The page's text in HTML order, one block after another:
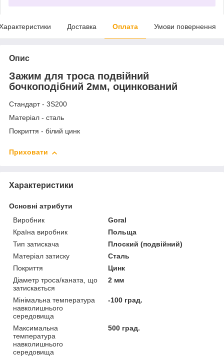
Доставка Оплата Умови повернення
Опис
Зажим для троса подвійний
бочкоподібний 2мм, оцинкований
Стандарт - 3S200
Матеріал - сталь
Покриття - білий цинк
Приховати
Характеристики
Основні атрибути
Виробник
Goral
Країна виробник
Польща
Тип затискача
Плоский (подвійний)
Матеріал затиску
Сталь
Покриття
Цинк
Діаметр троса/каната, що
затискається
2 мм
Мінімальна температура
навколишнього
середовища
-100 град.
Максимальна
температура
навколишнього
середовища
500 град.